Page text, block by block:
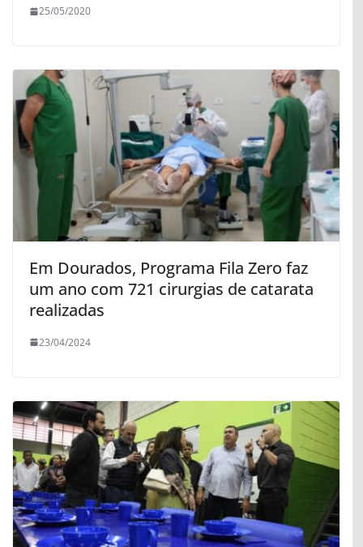
25/05/2020
Em Dourados, Programa Fila Zero faz
um ano com 721 cirurgias de catarata
realizadas
23/04/2024